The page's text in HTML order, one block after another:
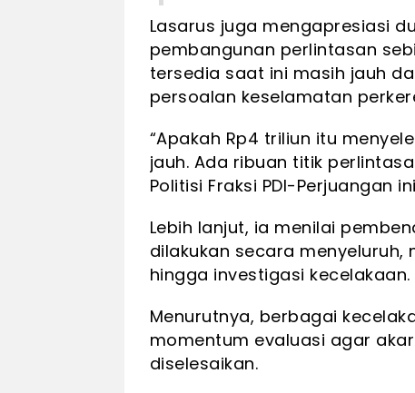
Lasarus juga mengapresiasi
pembangunan perlintasan
tersedia saat ini masih jauh
persoalan keselamatan
“Apakah Rp4 triliun itu
jauh. Ada ribuan titik
Politisi Fraksi PDI-Perjuangan
Lebih lanjut, ia menilai
dilakukan secara
hingga investigasi kecelakaan.
Menurutnya, berbagai
momentum evaluasi agar
diselesaikan.